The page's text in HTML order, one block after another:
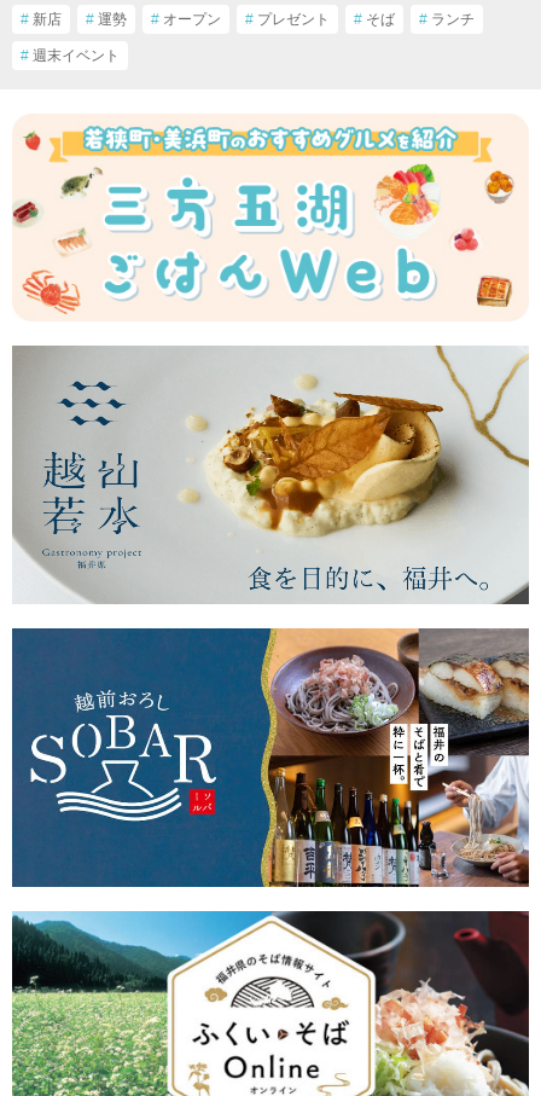
# 新店 # 運勢 # オープン # プレゼント # そば # ランチ
# 週末イベント